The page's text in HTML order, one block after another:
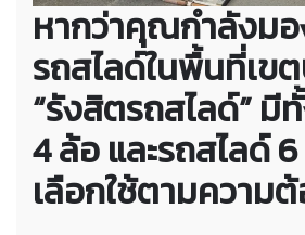
หากว่าคุณกำลังม
รถสไลด์ในพื้นที่เข
“รังสิตรถสไลด์” มี
4 ล้อ และรถสไลด์
เลือกใช้ตามความ